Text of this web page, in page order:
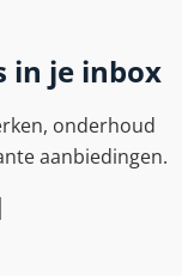
in je inbox
onderhoud
aanbiedingen.